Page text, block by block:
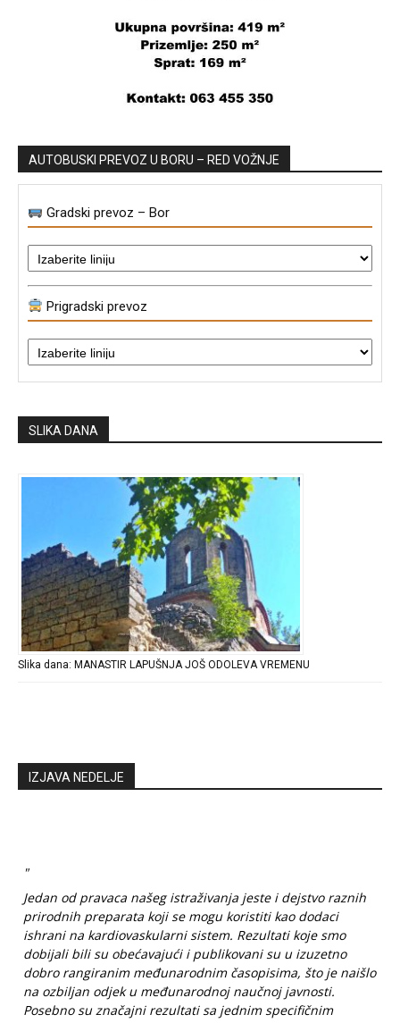
AUTOBUSKI PREVOZ U BORU – RED VOŽNJE
Gradski prevoz – Bor
Prigradski prevoz
SLIKA DANA
Slika dana: MANASTIR LAPUŠNJA JOŠ ODOLEVA VREMENU
IZJAVA NEDELJE
"
Jedan od pravaca našeg istraživanja jeste i dejstvo raznih
prirodnih preparata koji se mogu koristiti kao dodaci
ishrani na kardiovaskularni sistem. Rezultati koje smo
dobijali bili su obećavajući i publikovani su u izuzetno
dobro rangiranim međunarodnim časopisima, što je naišlo
na ozbiljan odjek u međunarodnoj naučnoj javnosti.
Posebno su značajni rezultati sa jednim specifičnim